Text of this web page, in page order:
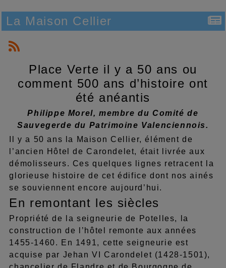
La Maison Cellier
Place Verte il y a 50 ans ou
comment 500 ans d’histoire ont
été anéantis
Philippe Morel, membre du Comité de
Sauvegerde du Patrimoine Valenciennois.
Il y a 50 ans la Maison Cellier, élément de
l’ancien Hôtel de Carondelet, était livrée aux
démolisseurs. Ces quelques lignes retracent la
glorieuse histoire de cet édifice dont nos ainés
se souviennent encore aujourd’hui.
En remontant les siècles
Propriété de la seigneurie de Potelles, la
construction de l’hôtel remonte aux années
1455-1460. En 1491, cette seigneurie est
acquise par Jehan VI Carondelet (1428-1501),